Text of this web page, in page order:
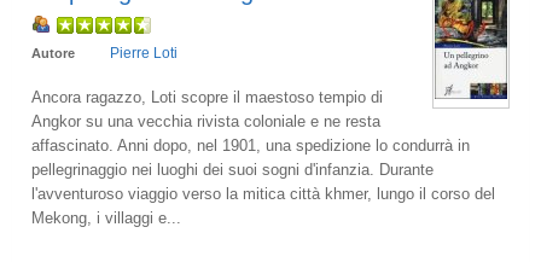
Autore Pierre Loti
Ancora ragazzo, Loti scopre il maestoso tempio di
Angkor su una vecchia rivista coloniale e ne resta
affascinato. Anni dopo, nel 1901, una spedizione lo condurrà in
pellegrinaggio nei luoghi dei suoi sogni d'infanzia. Durante
l'avventuroso viaggio verso la mitica città khmer, lungo il corso del
Mekong, i villaggi e...